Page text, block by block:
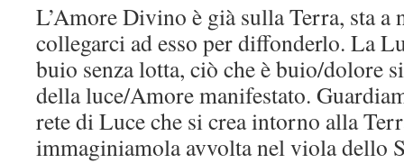
L’Amore Divino è già sulla Terra, sta a
collegarci ad esso per diffonderlo. La
buio senza lotta, ciò che è buio/dolore
della luce/Amore manifestato.
rete di Luce che si crea intorno alla
immaginiamola avvolta nel viola dello